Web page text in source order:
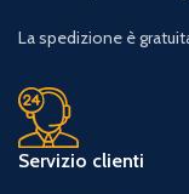
La spedizione è
Servizio clienti